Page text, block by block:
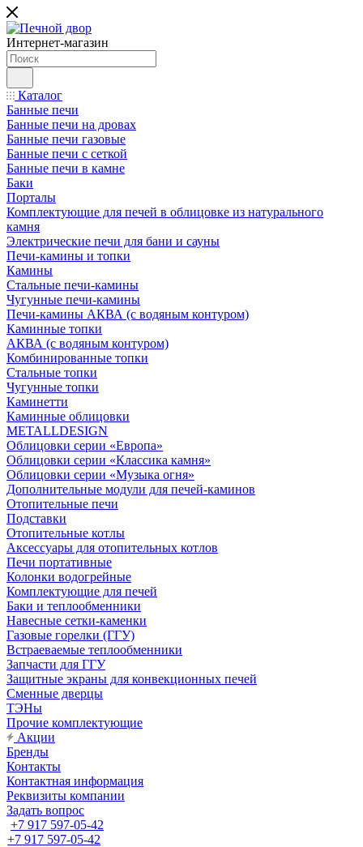
Интернет-магазин
Каталог
Банные печи
Банные печи на дровах
Банные печи газовые
Банные печи с сеткой
Банные печи в камне
Баки
Порталы
Комплектующие для печей в облицовке из натурального
камня
Электрические печи для бани и сауны
Печи-камины и топки
Камины
Стальные печи-камины
Чугунные печи-камины
Печи-камины АКВА (с водяным контуром)
Каминные топки
АКВА (с водяным контуром)
Комбинированные топки
Стальные топки
Чугунные топки
Каминетти
Каминные облицовки
METALLDESIGN
Облицовки серии «Европа»
Облицовки серии «Классика камня»
Облицовки серии «Музыка огня»
Дополнительные модули для печей-каминов
Отопительные печи
Подставки
Отопительные котлы
Аксессуары для отопительных котлов
Печи портативные
Колонки водогрейные
Комплектующие для печей
Баки и теплообменники
Навесные сетки-каменки
Газовые горелки (ГГУ)
Встраеваемые теплообменники
Запчасти для ГГУ
Защитные экраны для конвекционных печей
Сменные дверцы
ТЭНы
Прочие комплектующие
Акции
Бренды
Контакты
Контактная информация
Реквизиты компании
Задать вопрос
+7 917 597-05-42
+7 917 597-05-42